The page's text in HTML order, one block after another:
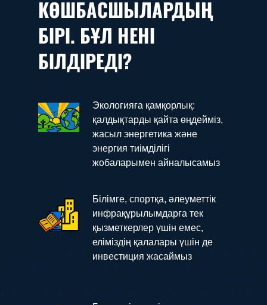
Экологияға қамқорлық:
қалдықтарды қайта өңдейміз,
жасыл энергетика және
энергия тиімділігі
жобаларымен айналысамыз
Білімге, спортқа, әлеуметтік
инфрақұрылымдарға тек
қызметкерлер үшін емес,
еліміздің қалалары үшін де
инвестиция жасаймыз
КӨШБАСШЫЛАРДЫҢ
БІРІ. БҰЛ НЕНІ
БІЛДІРЕДІ?